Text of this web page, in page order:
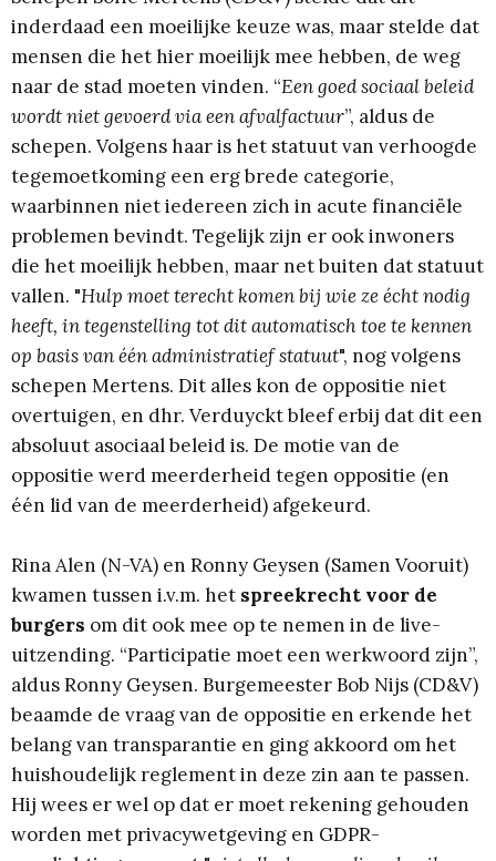
inderdaad een moeilijke keuze was, maar stelde dat
mensen die het hier moeilijk mee hebben, de weg
naar de stad moeten vinden. “Een goed sociaal beleid
wordt niet gevoerd via een afvalfactuur”, aldus de
schepen. Volgens haar is het statuut van verhoogde
tegemoetkoming een erg brede categorie,
waarbinnen niet iedereen zich in acute financiële
problemen bevindt. Tegelijk zijn er ook inwoners
die het moeilijk hebben, maar net buiten dat statuut
vallen. "Hulp moet terecht komen bij wie ze écht nodig
heeft, in tegenstelling tot dit automatisch toe te kennen
op basis van één administratief statuut", nog volgens
schepen Mertens. Dit alles kon de oppositie niet
overtuigen, en dhr. Verduyckt bleef erbij dat dit een
absoluut asociaal beleid is. De motie van de
oppositie werd meerderheid tegen oppositie (en
één lid van de meerderheid) afgekeurd.
Rina Alen (N-VA) en Ronny Geysen (Samen Vooruit)
kwamen tussen i.v.m. het spreekrecht voor de
burgers om dit ook mee op te nemen in de live-
uitzending. “Participatie moet een werkwoord zijn”,
aldus Ronny Geysen. Burgemeester Bob Nijs (CD&V)
beaamde de vraag van de oppositie en erkende het
belang van transparantie en ging akkoord om het
huishoudelijk reglement in deze zin aan te passen.
Hij wees er wel op dat er moet rekening gehouden
worden met privacywetgeving en GDPR-